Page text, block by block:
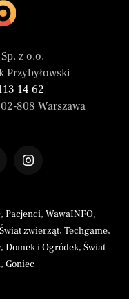
z o.o.
Przybyłowski
14 62
808 Warszawa
, Pacjenci, WawaINFO,
Świat zwierząt, Techgame,
, Domek i Ogródek, Świat
, Goniec